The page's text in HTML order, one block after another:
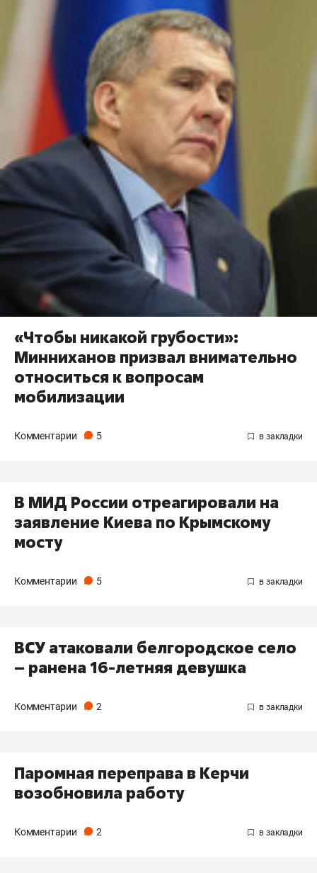
«Чтобы никакой грубости»:
Минниханов призвал внимательно
относиться к вопросам
мобилизации
Комментарии 5
В МИД России отреагировали на
заявление Киева по Крымскому
мосту
Комментарии 5
ВСУ атаковали белгородское село
– ранена 16-летняя девушка
Комментарии 2
Паромная переправа в Керчи
возобновила работу
Комментарии 2